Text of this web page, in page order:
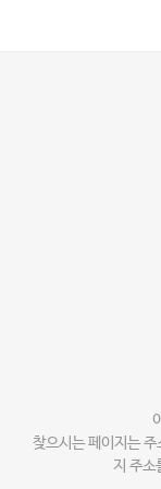
찾으시는 페이지는 주
지 주소